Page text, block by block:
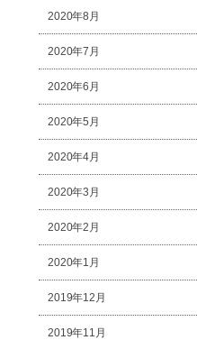
2020年8月
2020年7月
2020年6月
2020年5月
2020年4月
2020年3月
2020年2月
2020年1月
2019年12月
2019年11月